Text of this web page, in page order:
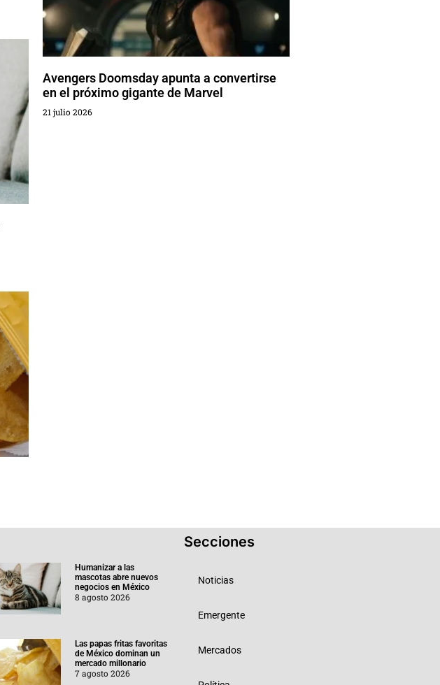
Avengers Doomsday apunta a convertirse
en el próximo gigante de Marvel
21 julio 2026
Humanizar a las
mascotas abre nuevos
negocios en México
8 agosto 2026
Las papas fritas favoritas
de México dominan un
mercado millonario
7 agosto 2026
Secciones
Noticias
Emergente
Mercados